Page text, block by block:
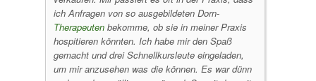
ich Anfragen von so ausgebildeten Dorn-
Therapeuten bekomme, ob sie in meiner Praxis
hospitieren könnten. Ich habe mir den Spaß
gemacht und drei Schnellkursleute eingeladen,
um mir anzusehen was die können. Es war dünn